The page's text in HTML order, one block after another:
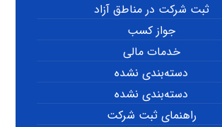
ثبت شرکت در مناطق آزاد
جواز کسب
خدمات مالی
دسته‌بندی نشده
دسته‌بندی نشده
راهنمای ثبت شرکت